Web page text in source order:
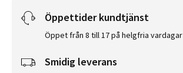
Öppettider kundtjänst
Öppet från 8 till 17 på helgfria vardagar
Smidig leverans